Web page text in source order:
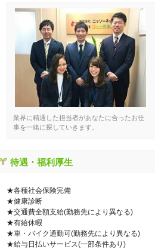
業界に精通した担当者があなたに合ったお仕
事を一緒に探していきます。
待遇・福利厚生
★各種社会保険完備
★健康診断
★交通費全額支給(勤務先により異なる)
★有給休暇
★車・バイク通勤可(勤務先により異なる)
★給与日払いサービス(一部条件あり)